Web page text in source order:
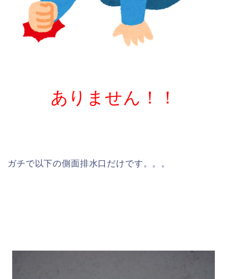
ありません！！
ガチで以下の側面排水口だけです。。。